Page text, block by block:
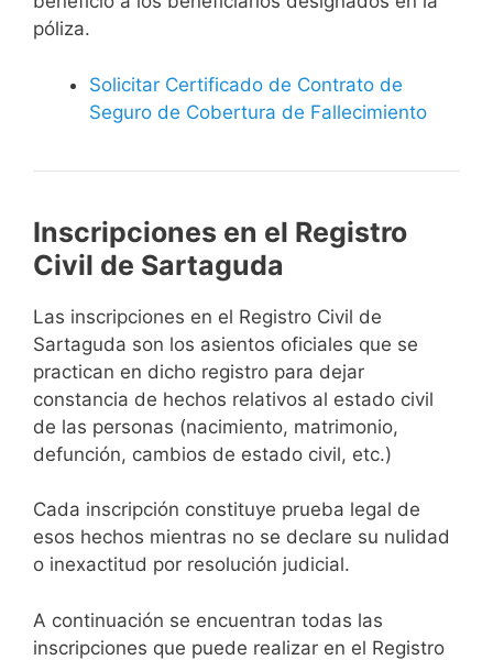
póliza.
Solicitar Certificado de Contrato de
Seguro de Cobertura de Fallecimiento
Inscripciones en el Registro
Civil de Sartaguda
Las inscripciones en el Registro Civil de
Sartaguda son los asientos oficiales que se
practican en dicho registro para dejar
constancia de hechos relativos al estado civil
de las personas (nacimiento, matrimonio,
defunción, cambios de estado civil, etc.)
Cada inscripción constituye prueba legal de
esos hechos mientras no se declare su nulidad
o inexactitud por resolución judicial.
A continuación se encuentran todas las
inscripciones que puede realizar en el Registro